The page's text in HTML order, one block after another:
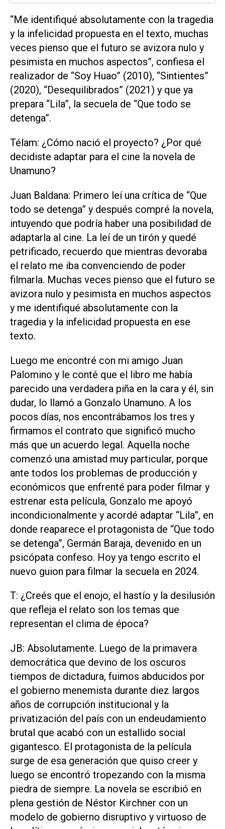
“Me identifiqué absolutamente con la tragedia
y la infelicidad propuesta en el texto, muchas
veces pienso que el futuro se avizora nulo y
pesimista en muchos aspectos”, confiesa el
realizador de “Soy Huao” (2010), “Sintientes”
(2020), “Desequilibrados” (2021) y que ya
prepara “Lila”, la secuela de “Que todo se
detenga”.
Télam: ¿Cómo nació el proyecto? ¿Por qué
decidiste adaptar para el cine la novela de
Unamuno?
Juan Baldana: Primero leí una crítica de “Que
todo se detenga” y después compré la novela,
intuyendo que podría haber una posibilidad de
adaptarla al cine. La leí de un tirón y quedé
petrificado, recuerdo que mientras devoraba
el relato me iba convenciendo de poder
filmarla. Muchas veces pienso que el futuro se
avizora nulo y pesimista en muchos aspectos
y me identifiqué absolutamente con la
tragedia y la infelicidad propuesta en ese
texto.
Luego me encontré con mi amigo Juan
Palomino y le conté que el libro me había
parecido una verdadera piña en la cara y él, sin
dudar, lo llamó a Gonzalo Unamuno. A los
pocos días, nos encontrábamos los tres y
firmamos el contrato que significó mucho
más que un acuerdo legal. Aquella noche
comenzó una amistad muy particular, porque
ante todos los problemas de producción y
económicos que enfrenté para poder filmar y
estrenar esta película, Gonzalo me apoyó
incondicionalmente y acordé adaptar “Lila”, en
donde reaparece el protagonista de “Que todo
se detenga”, Germán Baraja, devenido en un
psicópata confeso. Hoy ya tengo escrito el
nuevo guion para filmar la secuela en 2024.
T: ¿Creés que el enojo, el hastío y la desilusión
que refleja el relato son los temas que
representan el clima de época?
JB: Absolutamente. Luego de la primavera
democrática que devino de los oscuros
tiempos de dictadura, fuimos abducidos por
el gobierno menemista durante diez largos
años de corrupción institucional y la
privatización del país con un endeudamiento
brutal que acabó con un estallido social
gigantesco. El protagonista de la película
surge de esa generación que quiso creer y
luego se encontró tropezando con la misma
piedra de siempre. La novela se escribió en
plena gestión de Néstor Kirchner con un
modelo de gobierno disruptivo y virtuoso de